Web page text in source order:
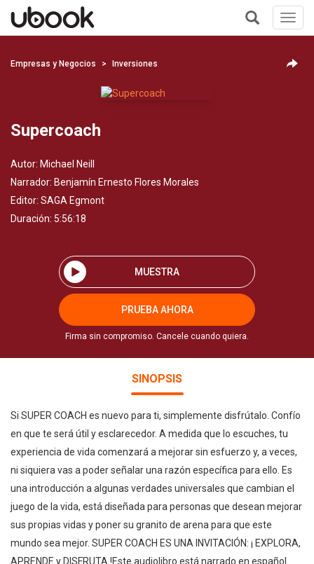
+
Empresas y Negocios Inversiones
Supercoach
Autor: Michael Neill
Narrador: Benjamín Ernesto Flores Morales
Editor: SAGA Egmont
Duración: 5:56:18
MUESTRA
PRUEBA AHORA
Firma sin compromiso. Cancele cuando quiera.
SINOPSIS
Si SUPER COACH es nuevo para ti, simplemente disfrútalo. Confío
en que te será útil y esclarecedor. A medida que lo escuches, tu
experiencia de vida comenzará a mejorar sin esfuerzo y, a veces,
ni siquiera vas a poder señalar una razón específica para ello. Es
una introducción a algunas verdades universales que cambian el
juego de la vida, está diseñada para personas que desean mejorar
sus propias vidas y poner su granito de arena para que este
mundo sea mejor. SUPER COACH ES UNA INVITACIÓN: ¡ EXPLORA,
APRENDE y DISFRUTA !Este audiolibro está narrado en español